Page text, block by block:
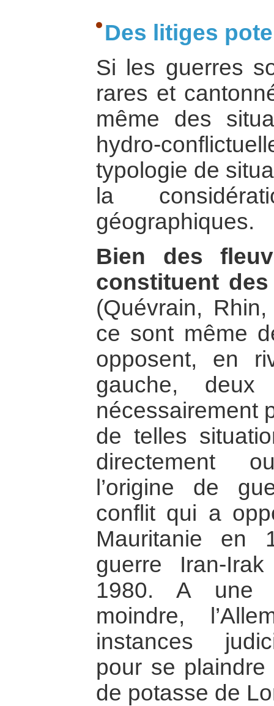
Des litiges
Si les guerres
rares et
même des
hydro-
typologie de
la
géographiques.
Bien des
constituent
(Quévrain,
ce sont même
opposent, en
gauche,
nécessairement
de telles
directement
l’origine de
conflit qui a
Mauritanie en
guerre Iran-
1980. A une
moindre,
instances
pour se
de potasse de